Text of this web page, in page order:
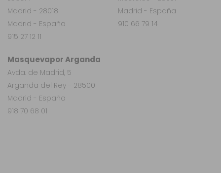
Masquevapor Arganda
Avda. de Madrid, 5
Arganda del Rey - 28500
Madrid - España
918 70 68 01
Madrid - 28018
Madrid - España
915 27 12 11
Madrid - España
910 66 79 14